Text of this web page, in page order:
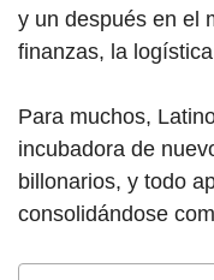
y un después en el
finanzas, la
Para muchos,
incubadora de
billonarios, y todo
consolidándose